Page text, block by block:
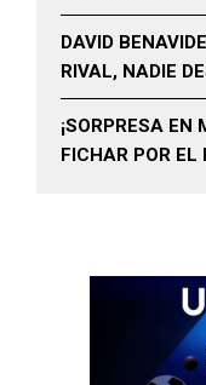
DAVID
RIVAL, NADIE
¡SORPRESA EN
FICHAR POR EL